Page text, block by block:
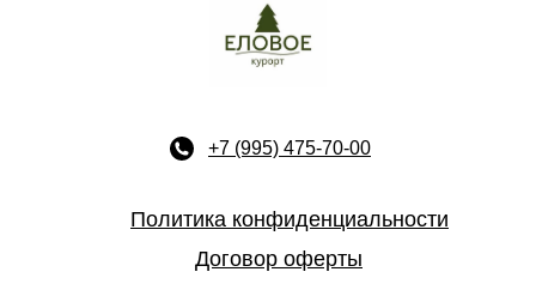
+7 (995) 475-70-00
Политика конфиденциальности
Договор оферты